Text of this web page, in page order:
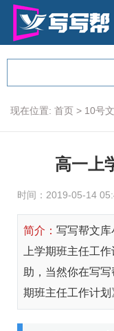
现在位置: 首页 > 10号
高一上
时间：2019-05-14
简介： 写写帮文
上学期班主任工
助，当然你在写
期班主任工作计划